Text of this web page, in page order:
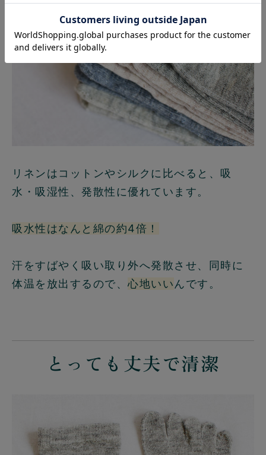
リネンはコットンやシルクに比べると、吸
水・吸湿性、発散性に優れています。
吸水性はなんと綿の約4倍！
汗をすばやく吸い取り外へ発散させ、同時に
体温を放出するので、 心地いいんです。
とっても丈夫で清潔